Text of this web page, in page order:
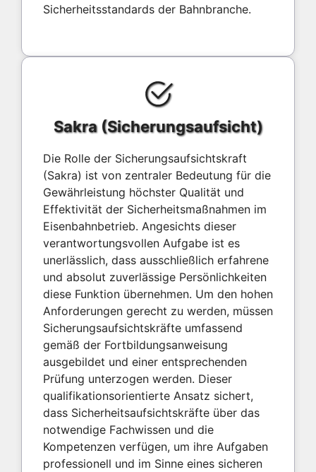
Sicherheitsstandards der Bahnbranche.
Sakra (Sicherungsaufsicht)
Die Rolle der Sicherungsaufsichtskraft
(Sakra) ist von zentraler Bedeutung für die
Gewährleistung höchster Qualität und
Effektivität der Sicherheitsmaßnahmen im
Eisenbahnbetrieb. Angesichts dieser
verantwortungsvollen Aufgabe ist es
unerlässlich, dass ausschließlich erfahrene
und absolut zuverlässige Persönlichkeiten
diese Funktion übernehmen. Um den hohen
Anforderungen gerecht zu werden, müssen
Sicherungsaufsichtskräfte umfassend
gemäß der Fortbildungsanweisung
ausgebildet und einer entsprechenden
Prüfung unterzogen werden. Dieser
qualifikationsorientierte Ansatz sichert,
dass Sicherheitsaufsichtskräfte über das
notwendige Fachwissen und die
Kompetenzen verfügen, um ihre Aufgaben
professionell und im Sinne eines sicheren